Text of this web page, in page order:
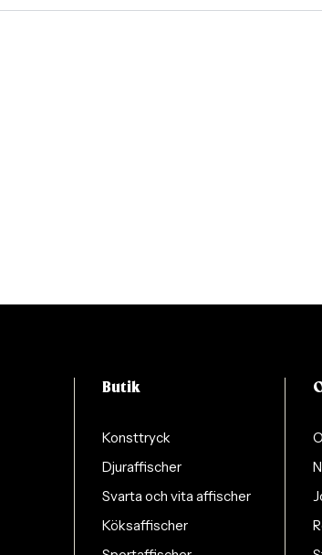
Butik
Konsttryck
Djuraffischer
Svarta och vita affischer
Köksaffischer